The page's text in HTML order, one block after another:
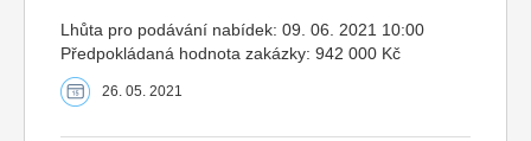
Lhůta pro podávání nabídek: 09. 06. 2021 10:00
Předpokládaná hodnota zakázky: 942 000 Kč
26. 05. 2021